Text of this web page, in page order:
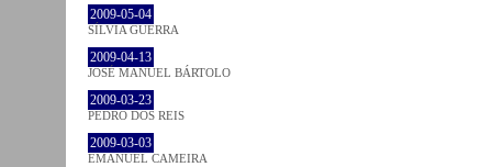
2009-05-04
SÍLVIA GUERRA
2009-04-13
JOSÉ MANUEL BÁRTOLO
2009-03-23
PEDRO DOS REIS
2009-03-03
EMANUEL CAMEIRA